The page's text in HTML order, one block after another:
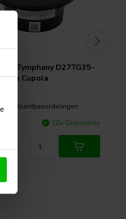
by Tymphany D27TG35-
a Cupola
26 klantbeoordelingen
10+ Disponibile